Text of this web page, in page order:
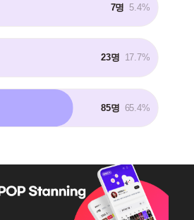
7명 5.4%
23명 17.7%
85명 65.4%